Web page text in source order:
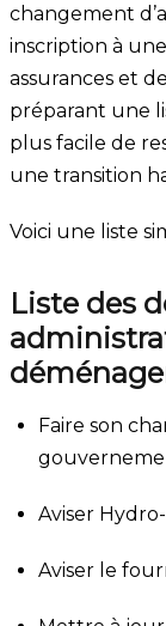
changement
inscription à
assurances et
préparant une
plus facile de
une transition
Voici une liste
Liste des
Faire son
Aviser
Aviser le